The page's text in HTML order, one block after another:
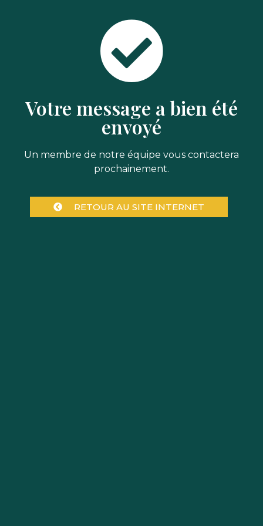
Votre message a bien été
envoyé
Un membre de notre équipe vous contactera
prochainement.
RETOUR AU SITE INTERNET